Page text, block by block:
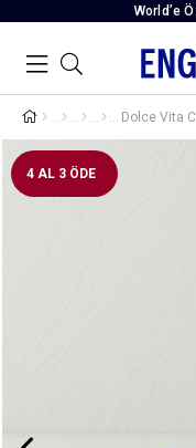
World’e
Dolce Vita
4 AL 3 ÖDE